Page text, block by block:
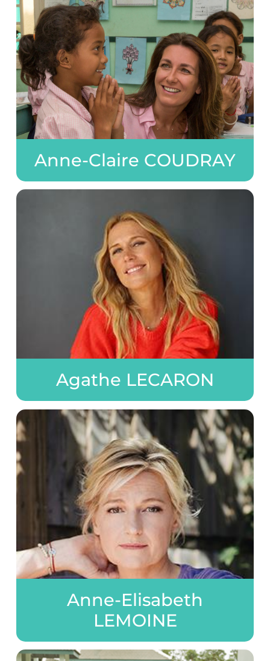
Anne-Claire COUDRAY
Agathe LECARON
Anne-Elisabeth
LEMOINE